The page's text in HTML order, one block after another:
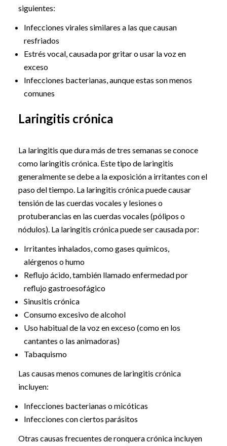
siguientes:
Infecciones virales similares a las que causan
resfriados
Estrés vocal, causada por gritar o usar la voz en
exceso
Infecciones bacterianas, aunque estas son menos
comunes
Laringitis crónica
La laringitis que dura más de tres semanas se conoce
como laringitis crónica. Este tipo de laringitis
generalmente se debe a la exposición a irritantes con el
paso del tiempo. La laringitis crónica puede causar
tensión de las cuerdas vocales y lesiones o
protuberancias en las cuerdas vocales (pólipos o
nódulos). La laringitis crónica puede ser causada por:
Irritantes inhalados, como gases químicos,
alérgenos o humo
Reflujo ácido, también llamado enfermedad por
reflujo gastroesofágico
Sinusitis crónica
Consumo excesivo de alcohol
Uso habitual de la voz en exceso (como en los
cantantes o las animadoras)
Tabaquismo
Las causas menos comunes de laringitis crónica
incluyen:
Infecciones bacterianas o micóticas
Infecciones con ciertos parásitos
Otras causas frecuentes de ronquera crónica incluyen